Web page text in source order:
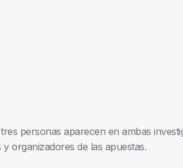
personas aparecen en ambas
organizadores de las apuestas.